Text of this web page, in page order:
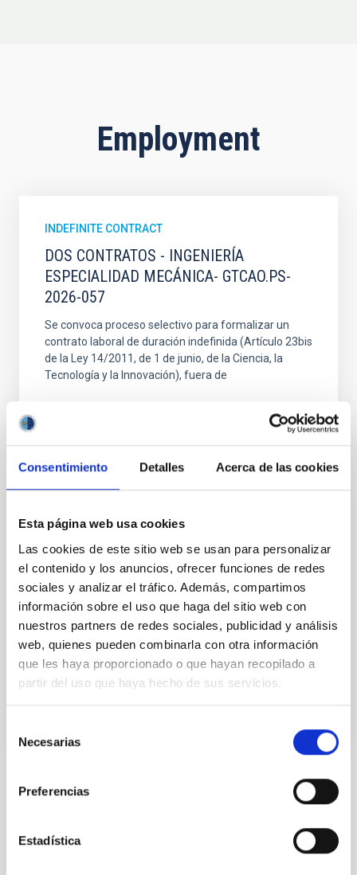
Consentimiento Detalles Acerca de las cookies
Esta página web usa cookies
Las cookies de este sitio web se usan para personalizar
el contenido y los anuncios, ofrecer funciones de redes
sociales y analizar el tráfico. Además, compartimos
información sobre el uso que haga del sitio web con
nuestros partners de redes sociales, publicidad y análisis
web, quienes pueden combinarla con otra información
que les haya proporcionado o que hayan recopilado a
partir del uso que haya hecho de sus servicios.
Necesarias
Preferencias
Estadística
Employment
INDEFINITE CONTRACT
DOS CONTRATOS - INGENIERÍA
ESPECIALIDAD MECÁNICA- GTCAO.PS-
2026-057
Se convoca proceso selectivo para formalizar un
contrato laboral de duración indefinida (Artículo 23bis
de la Ley 14/2011, de 1 de junio, de la Ciencia, la
Tecnología y la Innovación), fuera de
UN CONTRATO - TÉCNICO/A DE TALLER -
ESPECIALIDAD MECÁNICA- FIJO
LABORAL - PS-2026-032
Se convoca proceso selectivo para el ingreso, como
personal laboral fijo, de un puesto de trabajo con la
categoría profesional de Técnico/a de Taller, acogido
al Convenio y que tendrá, entre otras